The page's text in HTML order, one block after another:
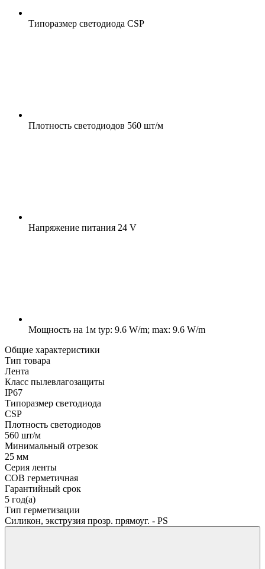
Типоразмер светодиода CSP
Плотность светодиодов 560 шт/м
Напряжение питания 24 V
Мощность на 1м typ: 9.6 W/m; max: 9.6 W/m
Общие характеристики
Тип товара
Лента
Класс пылевлагозащиты
IP67
Типоразмер светодиода
CSP
Плотность светодиодов
560 шт/м
Минимальный отрезок
25 мм
Серия ленты
COB герметичная
Гарантийный срок
5 год(а)
Тип герметизации
Силикон, экструзия прозр. прямоуг. - PS